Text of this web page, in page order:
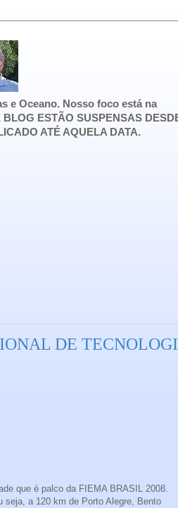
e Oceano. Nosso foco está na
ESTÃO SUSPENSAS
ATÉ AQUELA DATA.
DE
que é palco da FIEMA BRASIL 2008.
seja, a 120 km de Porto Alegre, Bento